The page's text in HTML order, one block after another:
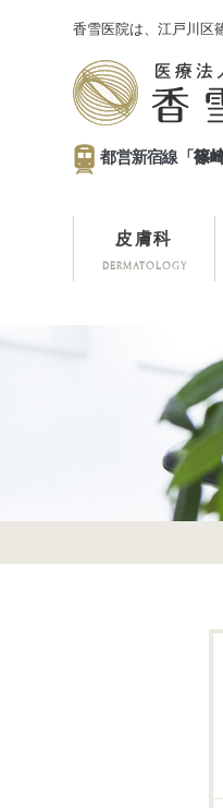
香雪医院は、江戸川区
都営新宿線「篠
DERMATOLOGY
皮膚科